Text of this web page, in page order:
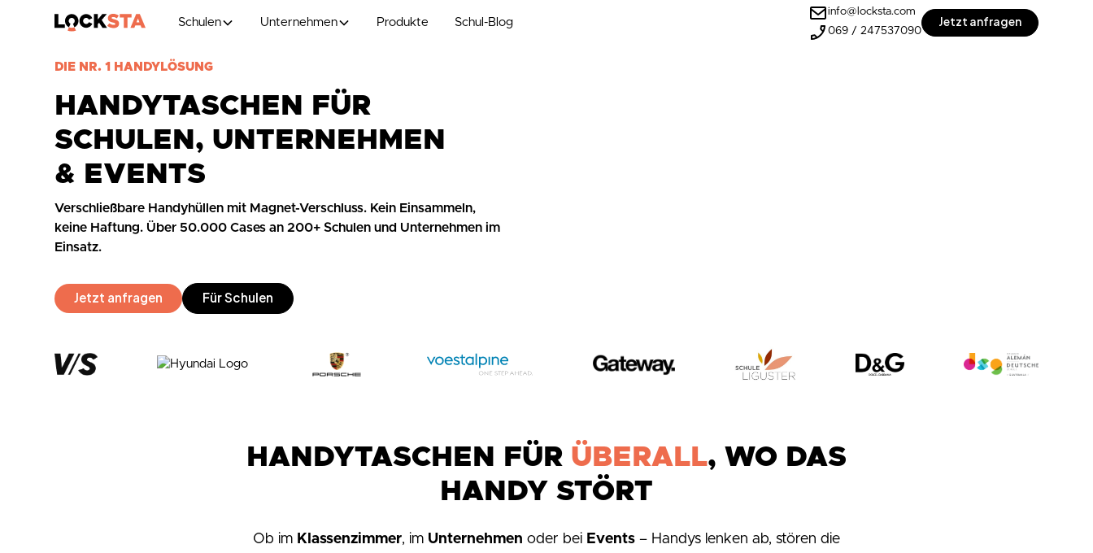
Schulen Unternehmen Produkte Schul-Blog
info@locksta.com
069 / 247537090
Jetzt anfragen
DIE NR. 1 HANDYLÖSUNG
HANDYTASCHEN FÜR
SCHULEN, UNTERNEHMEN
& EVENTS
Verschließbare Handyhüllen mit Magnet-Verschluss. Kein Einsammeln,
keine Haftung. Über 50.000 Cases an 200+ Schulen und Unternehmen im
Einsatz.
Jetzt anfragen Für Schulen
HANDYTASCHEN FÜR ÜBERALL, WO DAS
HANDY STÖRT
Ob im Klassenzimmer, im Unternehmen oder bei Events – Handys lenken ab, stören die